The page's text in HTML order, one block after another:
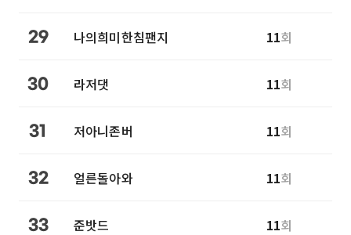
29 나의희미한침팬지 11회
30 라저댓 11회
31 저아니존버 11회
32 얼른돌아와 11회
33 준밧드 11회